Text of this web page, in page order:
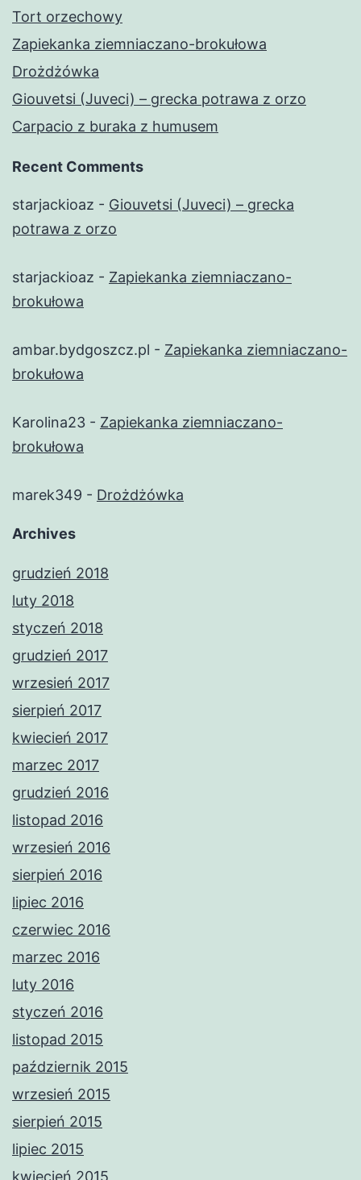
Tort orzechowy
Zapiekanka ziemniaczano-brokułowa
Drożdżówka
Giouvetsi (Juveci) – grecka potrawa z orzo
Carpacio z buraka z humusem
Recent Comments
starjackioaz - Giouvetsi (Juveci) – grecka
potrawa z orzo
starjackioaz - Zapiekanka ziemniaczano-
brokułowa
ambar.bydgoszcz.pl - Zapiekanka ziemniaczano-
brokułowa
Karolina23 - Zapiekanka ziemniaczano-
brokułowa
marek349 - Drożdżówka
Archives
grudzień 2018
luty 2018
styczeń 2018
grudzień 2017
wrzesień 2017
sierpień 2017
kwiecień 2017
marzec 2017
grudzień 2016
listopad 2016
wrzesień 2016
sierpień 2016
lipiec 2016
czerwiec 2016
marzec 2016
luty 2016
styczeń 2016
listopad 2015
październik 2015
wrzesień 2015
sierpień 2015
lipiec 2015
kwiecień 2015